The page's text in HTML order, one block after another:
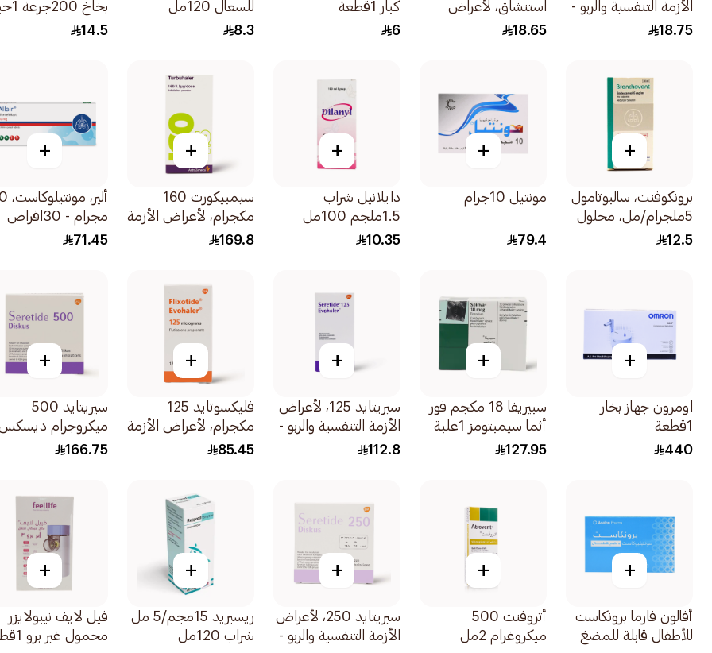
الأزمة التنفسية والربو -
1 إيفوهيلر 1قطعة
18.75
استنشاق، لأعراض
الأزمة التنفسية والربو -
18.65
كبار 1قطعة
6
للسعال 120مل
8.3
بخاخ 200جرعة 1حبة
14.5
+
برونكوفنت، سالبوتامول
5ملجرام/مل، محلول
للاستنشاق - 20مل
12.5
+
مونتيل 10جرام
79.4
+
دايلانيل شراب
1.5ملجم 100مل
10.35
+
سيمبيكورت 160
مكجرام، لأعراض الأزمة
169.8
+
ألير،
مجرام - 30اقراص
71.45
+
اومرون جهاز بخار
1قطعة
440
+
سبيريفا 18 مكجم فور
أثما سيمبتومز 1علبة
127.95
+
سيريتايد 125، لأعراض
الأزمة التنفسية والربو -
1 إيفوهيلر 1قطعة
112.8
+
فليكسوتايد 125
مكجرام، لأعراض الأزمة
التنفسية والربو -
85.45
+
سيريتايد 500
ميكروجرام
60 بخة 1قطعة
166.75
+
أفالون فارما برونكاست
للأطفال قابلة للمضغ
+
أتروفنت 500
ميكروغرام 2مل
+
سيريتايد 250، لأعراض
الأزمة التنفسية والربو -
+
ريسبريد 15مجم/5 مل
شراب 120مل
+
فيل لايف نيبولايزر
محمول غير برو 1قطعة